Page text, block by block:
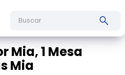
Mia, 1 Mesa
Mia